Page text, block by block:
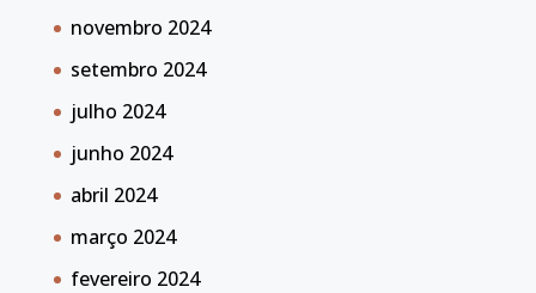
novembro 2024
setembro 2024
julho 2024
junho 2024
abril 2024
março 2024
fevereiro 2024